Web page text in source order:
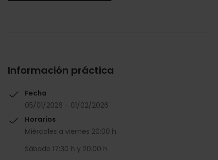
Información práctica
Fecha
05/01/2026 - 01/02/2026
Horarios
Miércoles a viernes 20:00 h
Sábado 17:30 h y 20:00 h